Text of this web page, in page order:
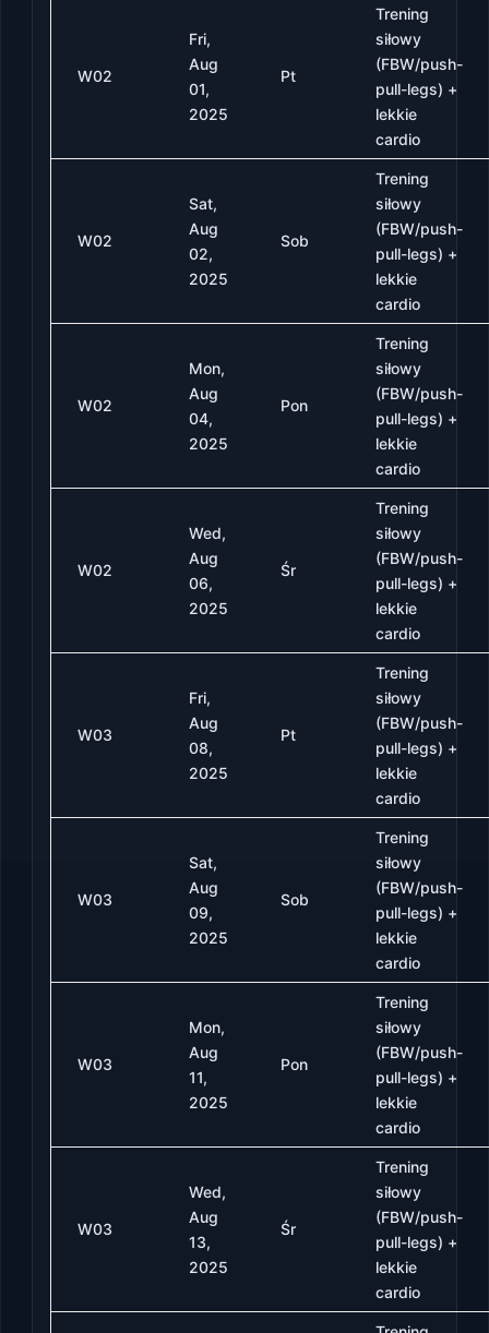
W02
Fri,
Aug
01,
2025
Pt
Trening
siłowy
(FBW/push-
pull-legs) +
lekkie
cardio
W02
Sat,
Aug
02,
2025
Sob
Trening
siłowy
(FBW/push-
pull-legs) +
lekkie
cardio
W02
Mon,
Aug
04,
2025
Pon
Trening
siłowy
(FBW/push-
pull-legs) +
lekkie
cardio
W02
Wed,
Aug
06,
2025
Śr
Trening
siłowy
(FBW/push-
pull-legs) +
lekkie
cardio
W03
Fri,
Aug
08,
2025
Pt
Trening
siłowy
(FBW/push-
pull-legs) +
lekkie
cardio
W03
Sat,
Aug
09,
2025
Sob
Trening
siłowy
(FBW/push-
pull-legs) +
lekkie
cardio
W03
Mon,
Aug
11,
2025
Pon
Trening
siłowy
(FBW/push-
pull-legs) +
lekkie
cardio
W03
Wed,
Aug
13,
2025
Śr
Trening
siłowy
(FBW/push-
pull-legs) +
lekkie
cardio